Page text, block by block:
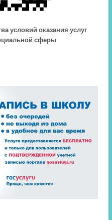
условий оказания услуг
сферы